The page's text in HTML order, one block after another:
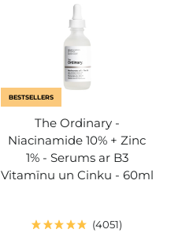
BESTSELLERS
The Ordinary -
Niacinamide 10% + Zinc
1% - Serums ar B3
Vitamīnu un Cinku - 60ml
4051